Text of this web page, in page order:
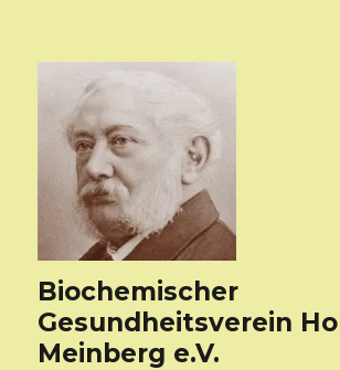
Biochemischer
Gesundheitsverein
Meinberg e.V.